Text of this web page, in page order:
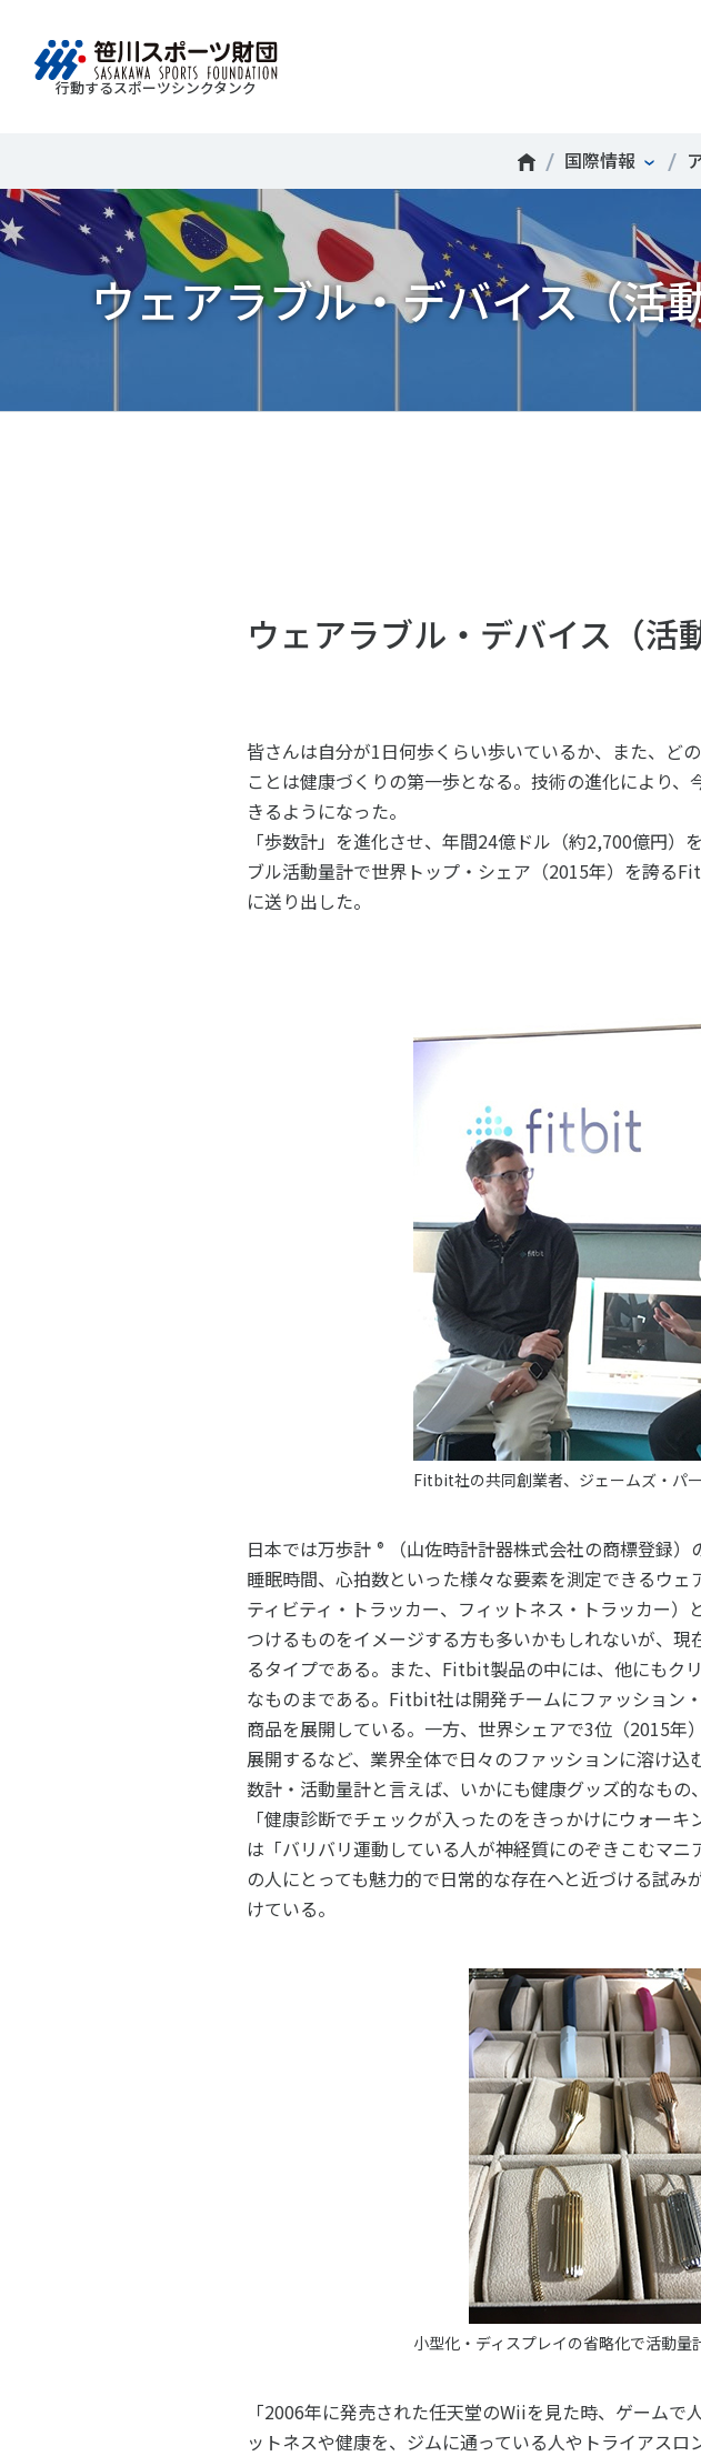
行動するスポーツシンクタンク
＃誰が子どものスポーツをささえるのか ＃部活動 ＃アクティブ
＃競技人口 ＃高齢者スポーツ ＃差別とダイバーシティ
各教育機関との連携
スポーツ振興団体との連携
【動画】スポーツでアクティブ
なまちづくり
Mission＆Visionの達成に向けさまざまな
研究調査活動を行います。客観的な分
析・研究に基づく実現性のある政策提言
につなげています。
スポーツライフ・データ
スポーツ白書
政策提言
子どものスポーツ
障害者スポーツ
自治体・スポーツ組織・企業・教育機関等と連携し、スポー
ツ推進計画の策定やスポーツ振興、地域課題の解決につなが
る取り組みを共同で実践しています。
アクティ
自治体と
各教育機
スポーツ
セミナー
【動画
チャレ
「スポーツ・フォー・オール」の理念を共有する国際機関や
日本国外の組織との連携、国際会議での研究成果の発表など
を行います。また、諸外国のスポーツ政策の比較、研究、情
報収集に積極的に取り組んでいます。
国際機関
諸外国の
諸外国の
SSF研究
日本のスポーツ政策についての論考、部
活動やこどもの運動実施率などのスポー
ツ界の諸問題に関するコラム、スポーツ
史に残る貴重な証言など、様々な読み物
運動部活動の実態と地域展開・
移行
スポーツ時事問題
SPORT TOPICS
障害者のスポーツの日常化
国際情報
ウェアラブル・デバイス（活
ウェアラブル・デバイス（活
皆さんは自分が1日何歩くらい歩いているか、また、ど
ことは健康づくりの第一歩となる。技術の進化により
きるようになった。
「歩数計」を進化させ、年間24億ドル（約2,700億円
ブル活動量計で世界トップ・シェア（2015年）を誇る
に送り出した。
Fitbit社の共同創業者、ジェームズ・パ
日本では万歩計 ®
（山佐時計計器株式会社の商標登録
睡眠時間、心拍数といった様々な要素を測定できるウ
ティビティ・トラッカー、フィットネス・トラッカー
つけるものをイメージする方も多いかもしれないが、
るタイプである。また、Fitbit製品の中には、他にもク
なものまである。Fitbit社は開発チームにファッション
商品を展開している。一方、世界シェアで3位（2015
展開するなど、業界全体で日々のファッションに溶け
数計・活動量計と言えば、いかにも健康グッズ的なも
「健康診断でチェックが入ったのをきっかけにウォー
は「バリバリ運動している人が神経質にのぞきこむマ
の人にとっても魅力的で日常的な存在へと近づける試
けている。
小型化・ディスプレイの省略化で活動
「2006年に発売された任天堂のWiiを見た時、ゲーム
ットネスや健康を、ジムに通っている人やトライアス